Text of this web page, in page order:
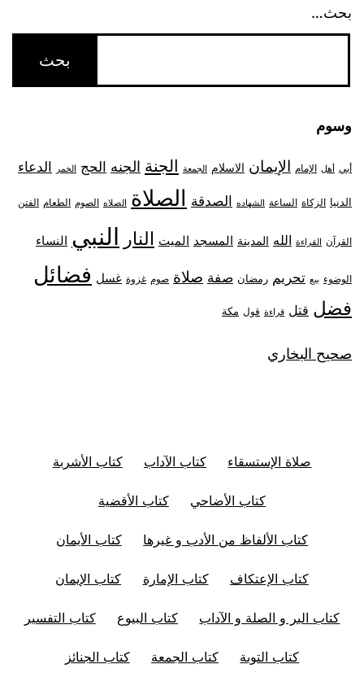
بحث…
وسوم
أبي أهل الإمام الإيمان الاسلام الجمعة الجنة الجنه الحج الخمر الدعاء
الدنيا الزكاة الساعة الشهاده الصدقة الصلاة الصلاه الصوم الطعام الفتن
القرآن القراءة الله المدينة المسجد الميت النار النبي النساء
الوضوء بيع تحريم رمضان صفة صلاة صوم غزوة غسل فضائل
فضل قتل قراءة قول مكة
صحيح البخاري
صلاة الإستسقاء كتاب الآداب كتاب الأشربة
كتاب الأضاحي كتاب الأقضية
كتاب الألفاظ من الأدب و غيرها كتاب الأيمان
كتاب الإعتكاف كتاب الإمارة كتاب الإيمان
كتاب البر و الصلة و الآداب كتاب البيوع كتاب التفسير
كتاب التوبة كتاب الجمعة كتاب الجنائز